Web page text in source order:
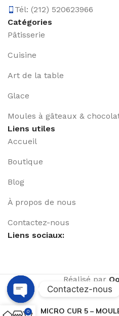
Tél: (212) 520623966
Catégories
Pâtisserie
Cuisine
Art de la table
Glace
Moules à gâteaux &
Liens utiles
Accueil
Boutique
Blog
À propos de nous
Contactez-nous
Liens sociaux:
Réalisé par
MICRO CUR 5 –
0
Contactez-nous
Open